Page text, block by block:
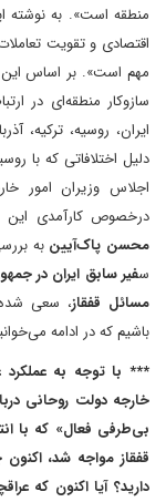
منطقه است». به نوشته
اقتصادی و تقویت
ساز‌و‌کار منطقه‌ای در
ایران، روسیه، ترکیه،
دلیل اختلافاتی که با
در‌خصوص کارآمدی این
محسن پاک‌آیین به
سفیر سابق ایران در
مسائل قفقاز
باشیم که در ادامه
*** با توجه به
بی‌طرفی فعال» که با
دارید؟ آیا اکنون که